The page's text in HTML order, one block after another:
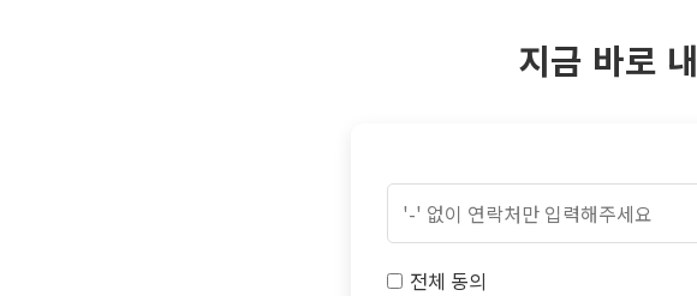
지금 바로 내
전체 동의